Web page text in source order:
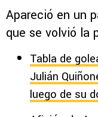
Apareció en un
que se volvió la
Tabla de
Julián
luego de su